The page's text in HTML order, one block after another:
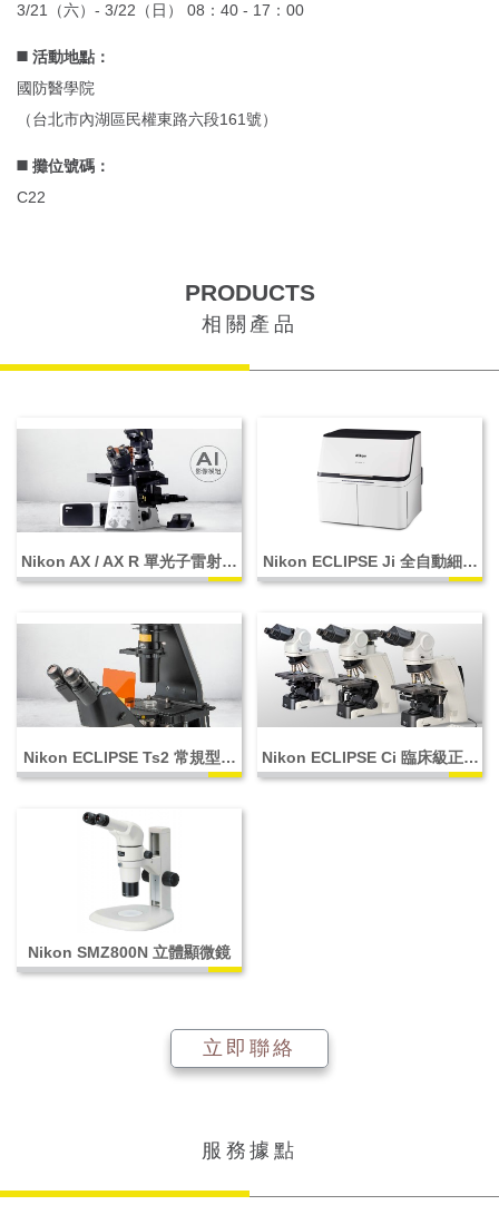
3/21（六）- 3/22（日） 08：40 - 17：00
◼️ 活動地點：
國防醫學院
（台北市內湖區民權東路六段161號）
◼️ 攤位號碼：
C22
PRODUCTS
相關產品
Nikon AX / AX R 單光子雷射共
軛焦顯微鏡
Nikon ECLIPSE Ji 全自動細胞
影像擷取系統
Nikon ECLIPSE Ts2 常規型倒
立顯微鏡
Nikon ECLIPSE Ci 臨床級正立
顯微鏡系列
Nikon SMZ800N 立體顯微鏡
立即聯絡
服務據點